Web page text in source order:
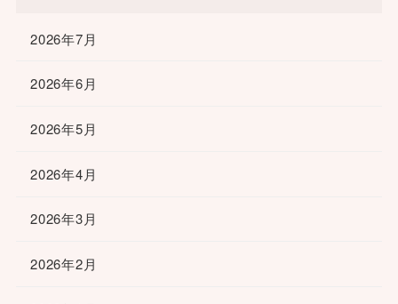
2026年7月
2026年6月
2026年5月
2026年4月
2026年3月
2026年2月